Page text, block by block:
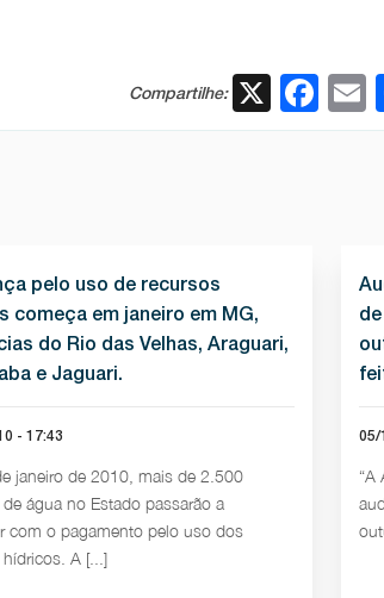
Compartilhe: X
pelo uso de recursos
começa em janeiro em MG,
do Rio das Velhas, Araguari,
e Jaguari.
- 17:43
janeiro de 2010, mais de 2.500
água no Estado passarão a
com o pagamento pelo uso dos
A [...]
05/
“A